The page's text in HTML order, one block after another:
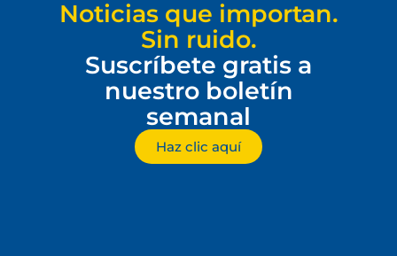
Noticias que importan.
Sin ruido.
Suscríbete gratis a
nuestro boletín
semanal
Haz clic aquí